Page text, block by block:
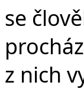
se
z nich